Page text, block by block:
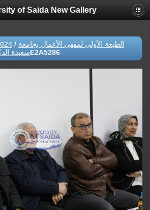
of Saida New Gallery
/ الطبعة الأولى لمقهى الأعمال بجامعة
سعيدة6E2A5286